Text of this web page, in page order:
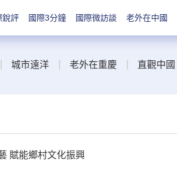
銳評 國際3分鐘 國際微訪談 老外在中國
城市遠洋 老外在重慶 直觀中國
賦能鄉村文化振興